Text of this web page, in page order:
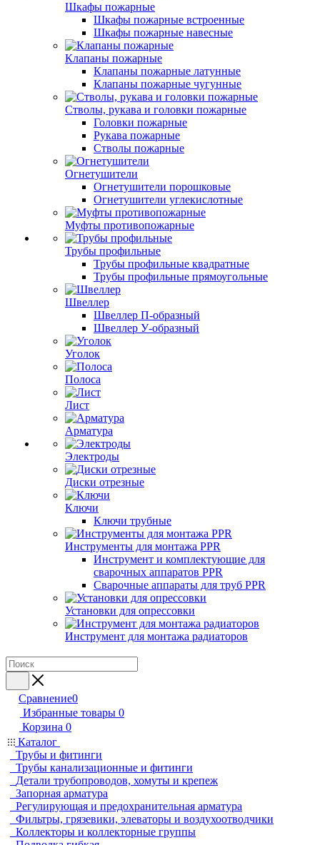
Шкафы пожарные
Шкафы пожарные встроенные
Шкафы пожарные навесные
Клапаны пожарные
Клапаны пожарные латунные
Клапаны пожарные чугунные
Стволы, рукава и головки пожарные
Головки пожарные
Рукава пожарные
Стволы пожарные
Огнетушители
Огнетушители порошковые
Огнетушители углекислотные
Муфты противопожарные
Трубы профильные
Трубы профильные квадратные
Трубы профильные прямоугольные
Швеллер
Швеллер П-образный
Швеллер У-образный
Уголок
Полоса
Лист
Арматура
Электроды
Диски отрезные
Ключи
Ключи трубные
Инструменты для монтажа PPR
Инструмент и комплектующие для
сварочных аппаратов PPR
Сварочные аппараты для труб PPR
Установки для опрессовки
Инструмент для монтажа радиаторов
Сравнение0
Избранные товары 0
Корзина 0
Каталог
Трубы и фитинги
Трубы канализационные и фитинги
Детали трубопроводов, хомуты и крепеж
Запорная арматура
Регулирующая и предохранительная арматура
Фильтры, грязевики, элеваторы и воздухоотводчики
Коллекторы и коллекторные группы